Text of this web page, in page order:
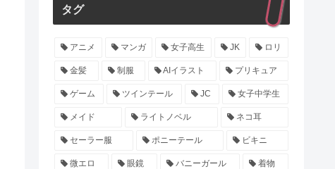
タグ
アニメ マンガ 女子高生 JK ロリ
金髪 制服 AIイラスト プリキュア
ゲーム ツインテール JC 女子中学生
メイド ライトノベル ネコ耳
セーラー服 ポニーテール ビキニ
微エロ 眼鏡 バニーガール 着物